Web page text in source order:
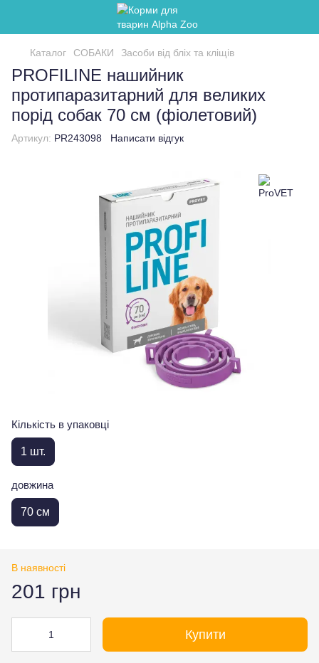
Каталог СОБАКИ Засоби від бліх та кліщів
PROFILINE нашийник
протипаразитарний для великих
порід собак 70 см (фіолетовий)
Артикул: PR243098 Написати відгук
Кількість в упаковці
1 шт.
довжина
70 см
В наявності
201 грн
Купити